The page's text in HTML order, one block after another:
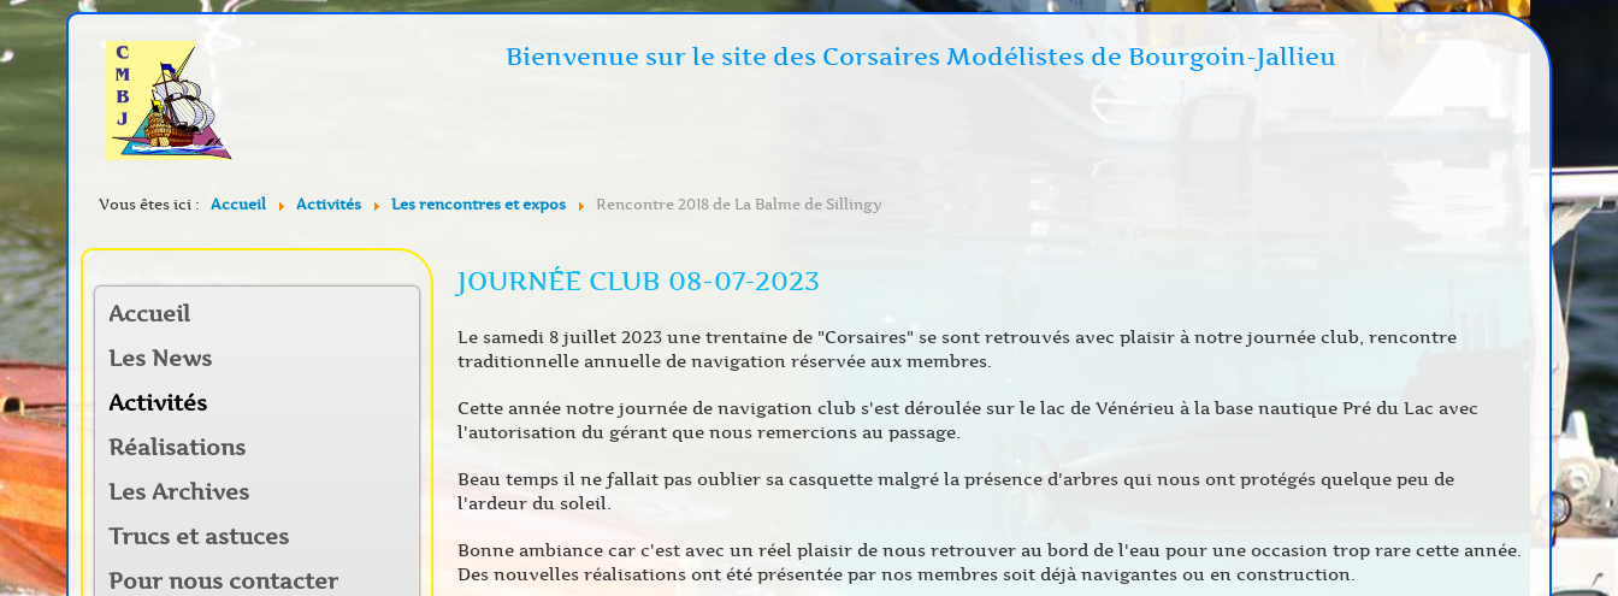
Bienvenue sur le site des Corsaires Modélistes de Bourgoin-Jallieu
Vous êtes ici : Accueil Activités Les rencontres et expos Rencontre 2018 de La Balme de Sillingy
Accueil
Les News
Activités
Réalisations
Les Archives
Trucs et astuces
Pour nous contacter
JOURNÉE CLUB 08-07-2023
Le samedi 8 juillet 2023 une trentaine de "Corsaires" se sont retrouvés avec plaisir à notre journée club, rencontre
traditionnelle annuelle de navigation réservée aux membres.
Cette année notre journée de navigation club s'est déroulée sur le lac de Vénérieu à la base nautique Pré du Lac avec
l'autorisation du gérant que nous remercions au passage.
Beau temps il ne fallait pas oublier sa casquette malgré la présence d'arbres qui nous ont protégés quelque peu de
l'ardeur du soleil.
Bonne ambiance car c'est avec un réel plaisir de nous retrouver au bord de l'eau pour une occasion trop rare cette année.
Des nouvelles réalisations ont été présentée par nos membres soit déjà navigantes ou en construction.